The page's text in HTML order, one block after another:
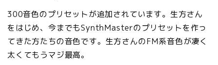
300音色のプリセットが追加されています。生方さん
をはじめ、今までもSynthMasterのプリセットを作っ
てきた方たちの音色です。生方さんのFM系音色が凄く
太くてもうマジ最高。